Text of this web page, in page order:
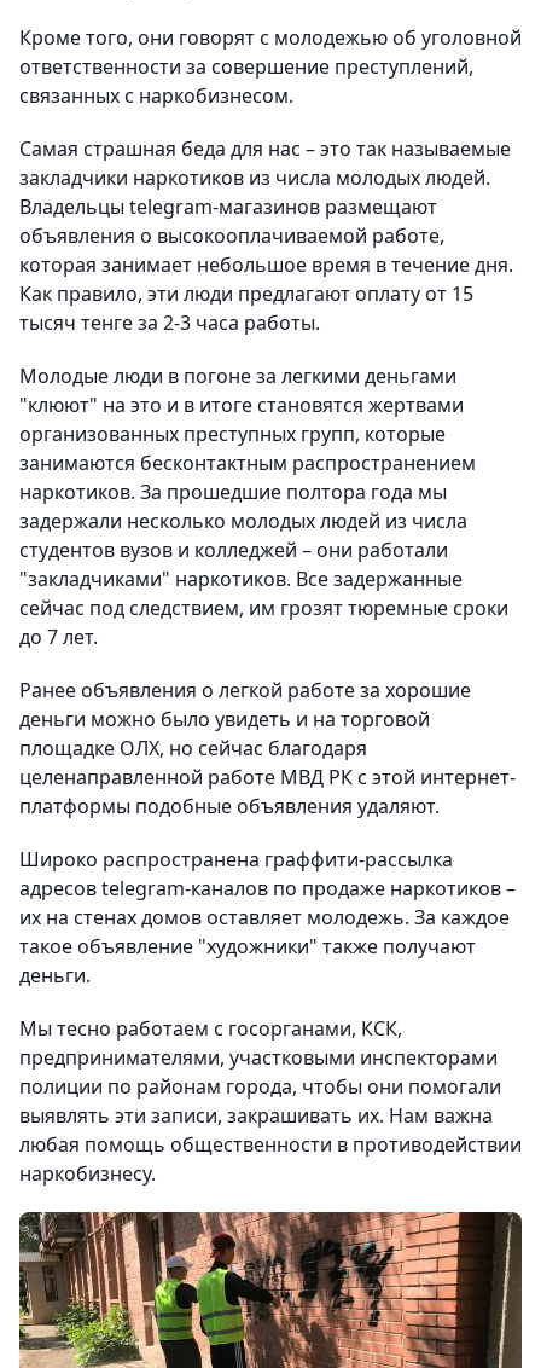
Кроме того, они говорят с молодежью об уголовной
ответственности за совершение преступлений,
связанных с наркобизнесом.
Самая страшная беда для нас – это так называемые
закладчики наркотиков из числа молодых людей.
Владельцы telegram-магазинов размещают
объявления о высокооплачиваемой работе,
которая занимает небольшое время в течение дня.
Как правило, эти люди предлагают оплату от 15
тысяч тенге за 2-3 часа работы.
Молодые люди в погоне за легкими деньгами
"клюют" на это и в итоге становятся жертвами
организованных преступных групп, которые
занимаются бесконтактным распространением
наркотиков. За прошедшие полтора года мы
задержали несколько молодых людей из числа
студентов вузов и колледжей – они работали
"закладчиками" наркотиков. Все задержанные
сейчас под следствием, им грозят тюремные сроки
до 7 лет.
Ранее объявления о легкой работе за хорошие
деньги можно было увидеть и на торговой
площадке ОЛХ, но сейчас благодаря
целенаправленной работе МВД РК с этой интернет-
платформы подобные объявления удаляют.
Широко распространена граффити-рассылка
адресов telegram-каналов по продаже наркотиков –
их на стенах домов оставляет молодежь. За каждое
такое объявление "художники" также получают
деньги.
Мы тесно работаем с госорганами, КСК,
предпринимателями, участковыми инспекторами
полиции по районам города, чтобы они помогали
выявлять эти записи, закрашивать их. Нам важна
любая помощь общественности в противодействии
наркобизнесу.